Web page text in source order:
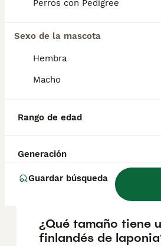
Perros con Pedigree
Sexo de la mascota
Hembra
Macho
Rango de edad
Generación
Guardar búsqueda
desempeñar múltiples roles
¿Los perros lapones
son buenos perros
familia?
¿Qué tamaño tiene
finlandés de